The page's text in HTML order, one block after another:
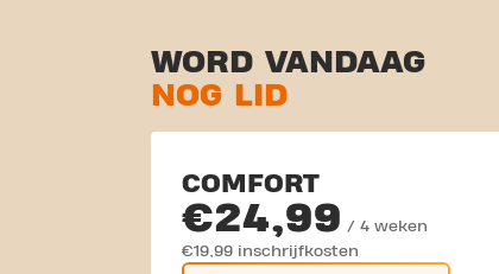
WORD VANDAAG
NOG LID
COMFORT
€24,99 / 4 weken
€19,99 inschrijfkosten